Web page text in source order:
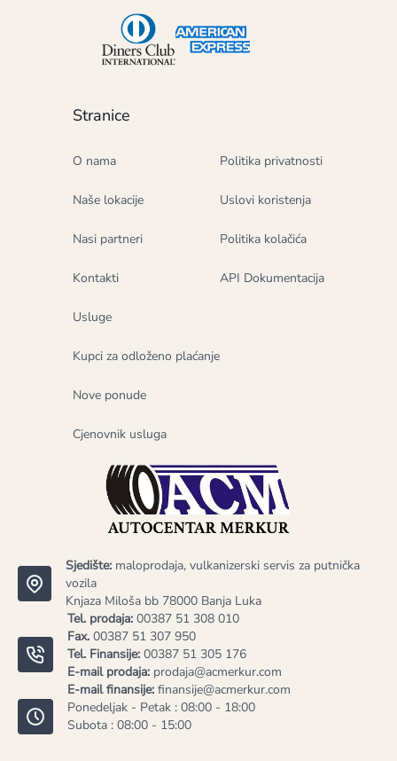
Sjedište: maloprodaja, vulkanizerski servis za putnička
vozila
Knjaza Miloša bb 78000 Banja Luka
Tel. prodaja: 00387 51 308 010
Fax. 00387 51 307 950
Tel. Finansije: 00387 51 305 176
E-mail prodaja: prodaja@acmerkur.com
E-mail finansije: finansije@acmerkur.com
Ponedeljak - Petak : 08:00 - 18:00
Subota : 08:00 - 15:00
Stranice
O nama
Naše lokacije
Nasi partneri
Kontakti
Usluge
Kupci za odloženo plaćanje
Nove ponude
Cjenovnik usluga
Politika privatnosti
Uslovi koristenja
Politika kolačića
API Dokumentacija